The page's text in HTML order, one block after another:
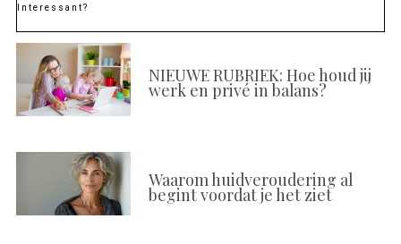
Interessant?
NIEUWE RUBRIEK: Hoe houd jij
werk en privé in balans?
Waarom huidveroudering al
begint voordat je het ziet